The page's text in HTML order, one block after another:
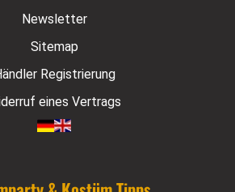
Newsletter
Sitemap
Registrierung
eines Vertrags